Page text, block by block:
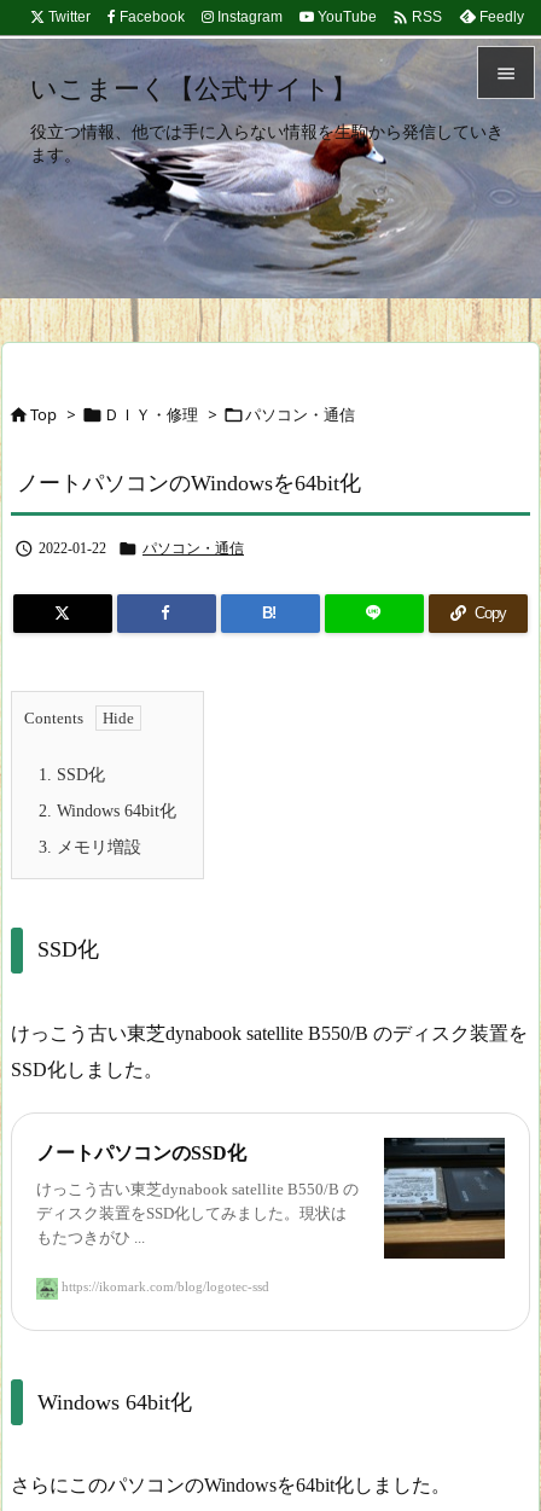


メニュ

サイド

次へ
Twitter Facebook Instagram YouTube  RSS Feedly
いこまーく【公式サイト】
役立つ情報、他では手に入らない情報を生駒から発信していき
ます。
Top >  ＤＩＹ・修理 > パソコン・通信
ノートパソコンのWindowsを64bit化
 2022-01-22  パソコン・通信
B! Copy
Contents
1. SSD化
2. Windows 64bit化
3. メモリ増設
SSD化
けっこう古い東芝dynabook satellite B550/B のディスク装置を
SSD化しました。
ノートパソコンのSSD化
けっこう古い東芝dynabook satellite B550/B の
ディスク装置をSSD化してみました。現状は
もたつきがひ ...
https://ikomark.com/blog/logotec-ssd
Windows 64bit化
さらにこのパソコンのWindowsを64bit化しました。